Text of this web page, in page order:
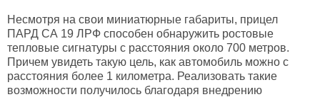
Несмотря на свои миниатюрные габариты, прицел
ПАРД СА 19 ЛРФ способен обнаружить ростовые
тепловые сигнатуры с расстояния около 700 метров.
Причем увидеть такую цель, как автомобиль можно с
расстояния более 1 километра. Реализовать такие
возможности получилось благодаря внедрению